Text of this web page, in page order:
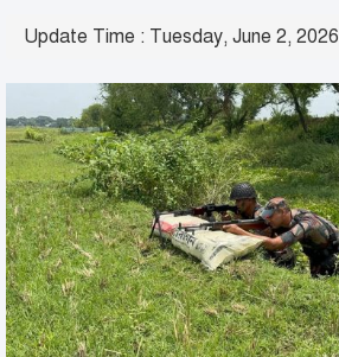
Update Time : Tuesday, June 2, 2026